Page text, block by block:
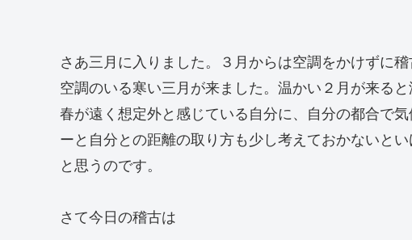
さあ三月に入りました。３月からは空調をかけずに
空調のいる寒い三月が来ました。温かい２月が来る
春が遠く想定外と感じている自分に、自分の都合で
ーと自分との距離の取り方も少し考えておかないと
と思うのです。
さて今日の稽古は